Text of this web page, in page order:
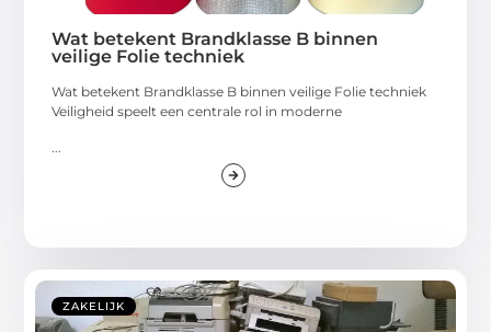
Wat betekent Brandklasse B binnen
veilige Folie techniek
Wat betekent Brandklasse B binnen veilige Folie techniek
Veiligheid speelt een centrale rol in moderne
ZAKELIJK